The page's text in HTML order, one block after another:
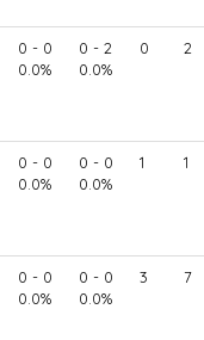
0 - 0
0.0%
0 - 2
0.0%
0 2
0 - 0
0.0%
0 - 0
0.0%
1 1
0 - 0
0.0%
0 - 0
0.0%
3 7